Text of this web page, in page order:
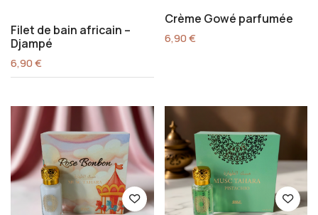
Filet de bain africain –
Djampé
6,90€
Crème Gowé parfumée
6,90€